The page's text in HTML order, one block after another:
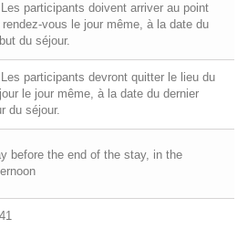
Les participants doivent arriver au point
rendez-vous le jour même, à la date du
du séjour.
Les participants devront quitter le lieu du
le jour même, à la date du dernier
du séjour.
before the end of the stay, in the